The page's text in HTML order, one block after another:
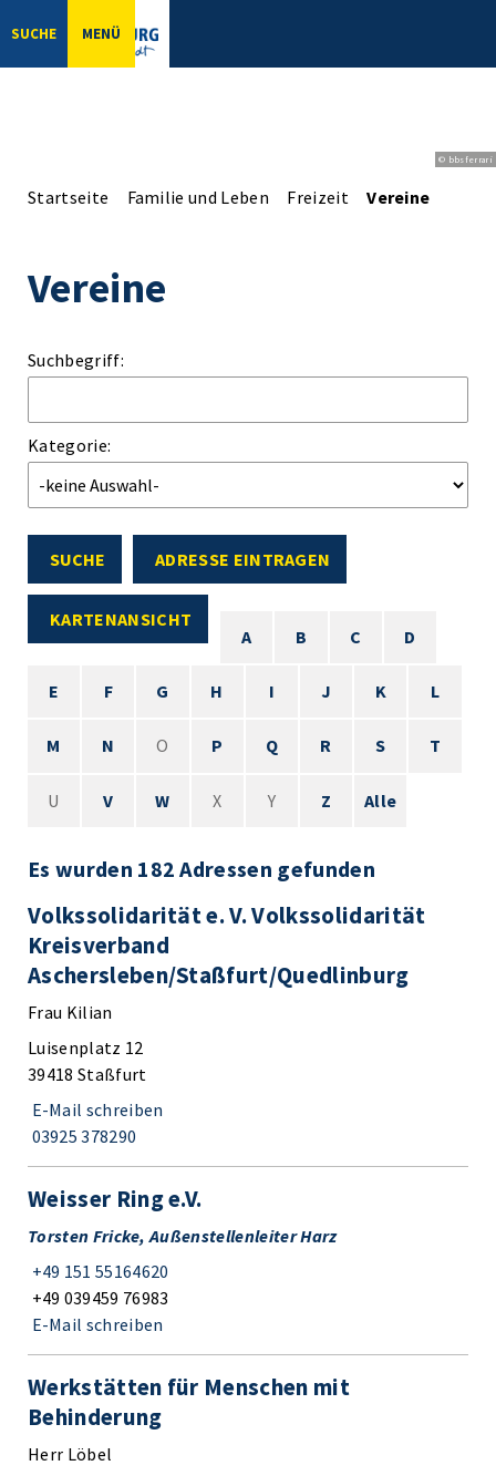
SUCHE MENÜ
© bbsferrari
Startseite Familie und Leben Freizeit Vereine
Vereine
Suchbegriff:
Kategorie:
SUCHE ADRESSE EINTRAGEN
KARTENANSICHT
A
B C D
E F G H I J K L
M N O P Q R S T
U V W X Y Z Alle
Es wurden 182 Adressen gefunden
Volkssolidarität e. V. Volkssolidarität
Kreisverband
Aschersleben/Staßfurt/Quedlinburg
Frau Kilian
Luisenplatz 12
39418 Staßfurt
E-Mail schreiben
03925 378290
Weisser Ring e.V.
Torsten Fricke, Außenstellenleiter Harz
+49 151 55164620
+49 039459 76983
E-Mail schreiben
Werkstätten für Menschen mit
Behinderung
Herr Löbel